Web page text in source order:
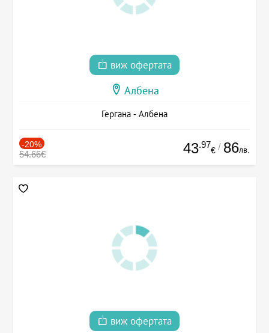
виж офертата
Албена
Гергана - Албена
-20%
54.66€ 43.97
€ / 86лв.
виж офертата